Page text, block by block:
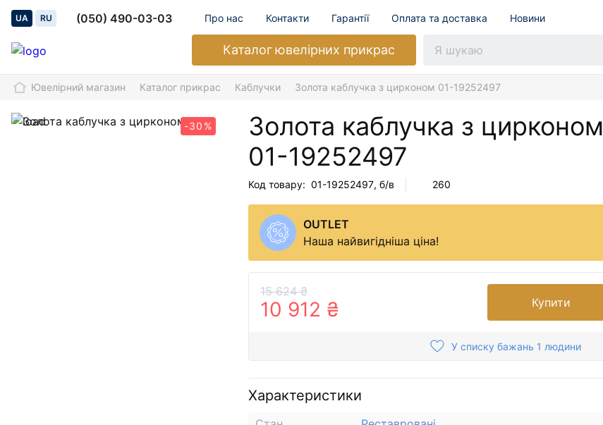
UA RU (050) 490-03-03 Про нас Контакти Гарантії Оплата та доставка Новини
Каталогювелірних прикрас
Ювелірний магазин Каталог прикрас Каблучки Золота каблучка з цирконом 01-19252497
-30%
Золота каблучка з цирконом
01-19252497
Код товару: 01-19252497, б/в 260
OUTLET
Наша найвигідніша ціна!
15 624 ₴
10 912 ₴ Купити
У списку бажань 1 людини
Характеристики